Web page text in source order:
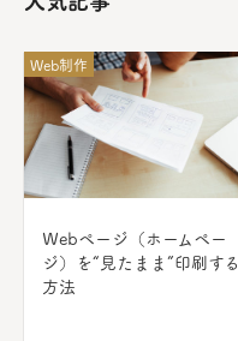
Web制作
Ｗebページ（ホームペー
ジ）を“見たまま”印刷する
方法